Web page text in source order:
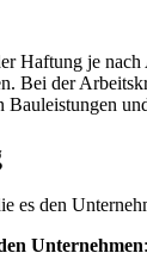
Haftung je
Bei der
Bauleistungen
es den
Unternehmen